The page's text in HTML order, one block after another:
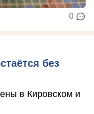
0
без
в Кировском и